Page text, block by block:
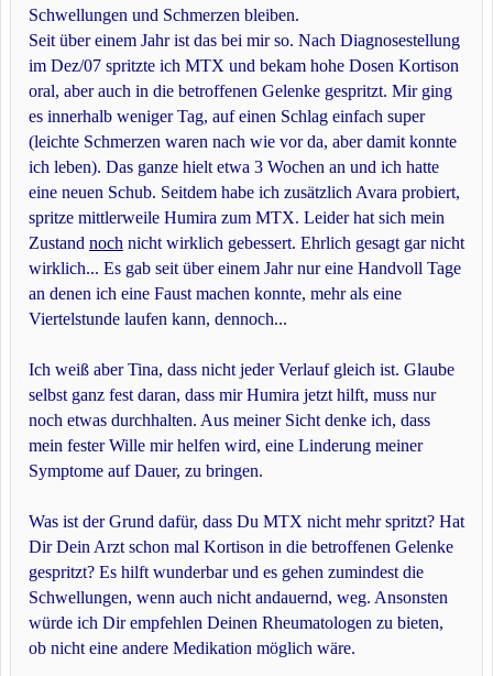
Schwellungen und Schmerzen bleiben.
Seit über einem Jahr ist das bei mir so. Nach Diagnosestellung
im Dez/07 spritzte ich MTX und bekam hohe Dosen Kortison
oral, aber auch in die betroffenen Gelenke gespritzt. Mir ging
es innerhalb weniger Tag, auf einen Schlag einfach super
(leichte Schmerzen waren nach wie vor da, aber damit konnte
ich leben). Das ganze hielt etwa 3 Wochen an und ich hatte
eine neuen Schub. Seitdem habe ich zusätzlich Avara probiert,
spritze mittlerweile Humira zum MTX. Leider hat sich mein
Zustand noch nicht wirklich gebessert. Ehrlich gesagt gar nicht
wirklich... Es gab seit über einem Jahr nur eine Handvoll Tage
an denen ich eine Faust machen konnte, mehr als eine
Viertelstunde laufen kann, dennoch...
Ich weiß aber Tina, dass nicht jeder Verlauf gleich ist. Glaube
selbst ganz fest daran, dass mir Humira jetzt hilft, muss nur
noch etwas durchhalten. Aus meiner Sicht denke ich, dass
mein fester Wille mir helfen wird, eine Linderung meiner
Symptome auf Dauer, zu bringen.
Was ist der Grund dafür, dass Du MTX nicht mehr spritzt? Hat
Dir Dein Arzt schon mal Kortison in die betroffenen Gelenke
gespritzt? Es hilft wunderbar und es gehen zumindest die
Schwellungen, wenn auch nicht andauernd, weg. Ansonsten
würde ich Dir empfehlen Deinen Rheumatologen zu bieten,
ob nicht eine andere Medikation möglich wäre.